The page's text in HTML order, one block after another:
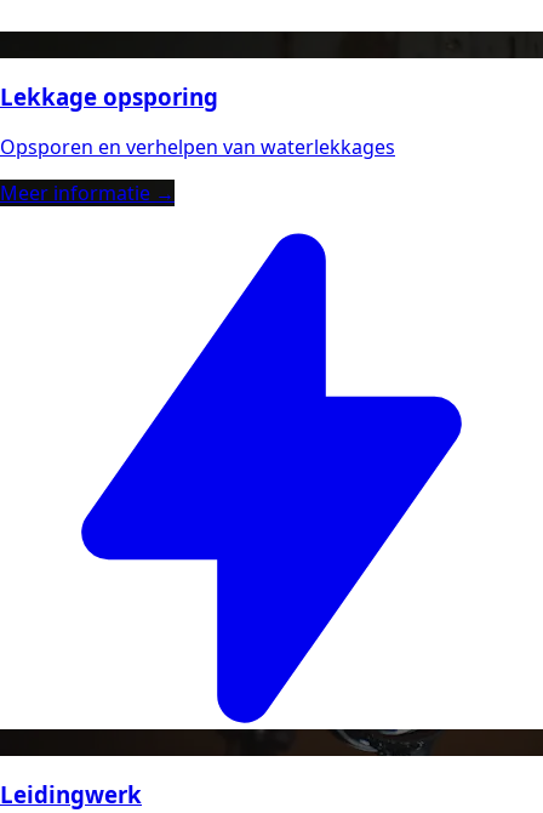
Lekkage opsporing
Opsporen en verhelpen van waterlekkages
Meer informatie →
Leidingwerk